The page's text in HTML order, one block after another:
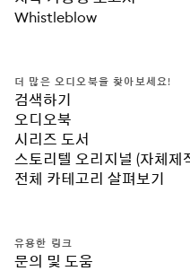
Whistleblow
더 많은 오디오북을 찾아보세요!
검색하기
오디오북
시리즈 도서
스토리텔 오리지널 (자체제
전체 카테고리 살펴보기
유용한 링크
문의 및 도움